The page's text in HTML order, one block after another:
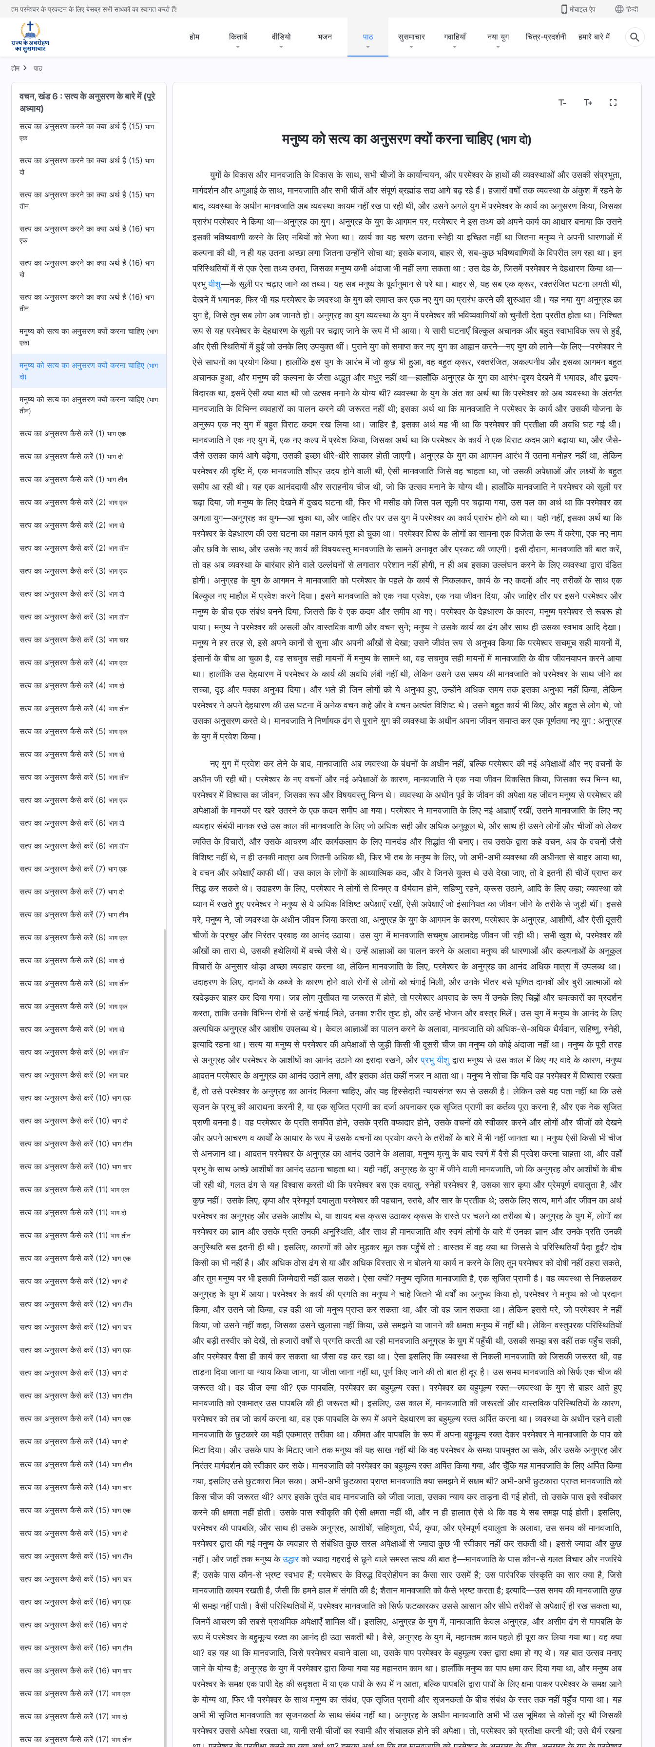
हम परमेश्वर के प्रकटन के लिए बेसब्र सभी साधकों का स्वागत करते हैं! मोबाइल ऐप हिन्दी
होम किताबें वीडियो भजन पाठ सुसमाचार गवाहियाँ नया युग चित्र-प्रदर्शनी हमारे बारे में
होम पाठ
वचन, खंड 6 : सत्य के अनुसरण के बारे में (पूरे
अध्याय)
सत्य का अनुसरण करने का क्या अर्थ है (14)
दो
तीन
सत्य का अनुसरण करने का क्या अर्थ है (14)भाग
सत्य का अनुसरण करने का क्या अर्थ है (15) भाग
एक
सत्य का अनुसरण करने का क्या अर्थ है (15) भाग
दो
सत्य का अनुसरण करने का क्या अर्थ है (15) भाग
तीन
सत्य का अनुसरण करने का क्या अर्थ है (16) भाग
एक
सत्य का अनुसरण करने का क्या अर्थ है (16) भाग
दो
सत्य का अनुसरण करने का क्या अर्थ है (16) भाग
तीन
मनुष्य को सत्य का अनुसरण क्यों करना चाहिए (भाग
एक)
मनुष्य को सत्य का अनुसरण क्यों करना चाहिए (भाग
दो)
मनुष्य को सत्य का अनुसरण क्यों करना चाहिए (भाग
तीन)
सत्य का अनुसरण कैसे करें (1) भाग एक
सत्य का अनुसरण कैसे करें (1) भाग दो
सत्य का अनुसरण कैसे करें (1) भाग तीन
सत्य का अनुसरण कैसे करें (2) भाग एक
सत्य का अनुसरण कैसे करें (2) भाग दो
सत्य का अनुसरण कैसे करें (2) भाग तीन
सत्य का अनुसरण कैसे करें (3) भाग एक
सत्य का अनुसरण कैसे करें (3) भाग दो
सत्य का अनुसरण कैसे करें (3) भाग तीन
सत्य का अनुसरण कैसे करें (3) भाग चार
सत्य का अनुसरण कैसे करें (4) भाग एक
सत्य का अनुसरण कैसे करें (4) भाग दो
सत्य का अनुसरण कैसे करें (4) भाग तीन
सत्य का अनुसरण कैसे करें (5) भाग एक
सत्य का अनुसरण कैसे करें (5) भाग दो
सत्य का अनुसरण कैसे करें (5) भाग तीन
सत्य का अनुसरण कैसे करें (6) भाग एक
सत्य का अनुसरण कैसे करें (6) भाग दो
सत्य का अनुसरण कैसे करें (6) भाग तीन
सत्य का अनुसरण कैसे करें (7) भाग एक
सत्य का अनुसरण कैसे करें (7) भाग दो
सत्य का अनुसरण कैसे करें (7) भाग तीन
सत्य का अनुसरण कैसे करें (8) भाग एक
सत्य का अनुसरण कैसे करें (8) भाग दो
सत्य का अनुसरण कैसे करें (8) भाग तीन
सत्य का अनुसरण कैसे करें (9) भाग एक
सत्य का अनुसरण कैसे करें (9) भाग दो
सत्य का अनुसरण कैसे करें (9) भाग तीन
सत्य का अनुसरण कैसे करें (9) भाग चार
सत्य का अनुसरण कैसे करें (10) भाग एक
सत्य का अनुसरण कैसे करें (10) भाग दो
सत्य का अनुसरण कैसे करें (10) भाग तीन
सत्य का अनुसरण कैसे करें (10) भाग चार
सत्य का अनुसरण कैसे करें (11) भाग एक
सत्य का अनुसरण कैसे करें (11) भाग दो
सत्य का अनुसरण कैसे करें (11) भाग तीन
सत्य का अनुसरण कैसे करें (12) भाग एक
सत्य का अनुसरण कैसे करें (12) भाग दो
सत्य का अनुसरण कैसे करें (12) भाग तीन
सत्य का अनुसरण कैसे करें (12) भाग चार
सत्य का अनुसरण कैसे करें (13) भाग एक
सत्य का अनुसरण कैसे करें (13) भाग दो
सत्य का अनुसरण कैसे करें (13) भाग तीन
सत्य का अनुसरण कैसे करें (14) भाग एक
सत्य का अनुसरण कैसे करें (14) भाग दो
सत्य का अनुसरण कैसे करें (14) भाग तीन
सत्य का अनुसरण कैसे करें (14) भाग चार
सत्य का अनुसरण कैसे करें (15) भाग एक
सत्य का अनुसरण कैसे करें (15) भाग दो
सत्य का अनुसरण कैसे करें (15) भाग तीन
सत्य का अनुसरण कैसे करें (15) भाग चार
सत्य का अनुसरण कैसे करें (16) भाग एक
सत्य का अनुसरण कैसे करें (16) भाग दो
सत्य का अनुसरण कैसे करें (16) भाग तीन
सत्य का अनुसरण कैसे करें (16) भाग चार
सत्य का अनुसरण कैसे करें (17) भाग एक
सत्य का अनुसरण कैसे करें (17) भाग दो
सत्य का अनुसरण कैसे करें (17) भाग तीन
मनुष्य को सत्य का अनुसरण क्यों करना चाहिए (भाग दो)
युगों के विकास और मानवजाति के विकास के साथ, सभी चीजों के कार्यान्वयन, और परमेश्वर के हाथों की व्यवस्थाओं और उसकी संप्रभुता,
मार्गदर्शन और अगुआई के साथ, मानवजाति और सभी चीजें और संपूर्ण ब्रह्मांड सदा आगे बढ़ रहे हैं। हजारों वर्षों तक व्यवस्था के अंकुश में रहने के
बाद, व्यवस्था के अधीन मानवजाति अब व्यवस्था कायम नहीं रख पा रही थी, और उसने अगले युग में परमेश्वर के कार्य का अनुसरण किया, जिसका
प्रारंभ परमेश्वर ने किया था—अनुग्रह का युग। अनुग्रह के युग के आगमन पर, परमेश्वर ने इस तथ्य को अपने कार्य का आधार बनाया कि उसने
इसकी भविष्यवाणी करने के लिए नबियों को भेजा था। कार्य का यह चरण उतना स्नेही या इच्छित नहीं था जितना मनुष्य ने अपनी धारणाओं में
कल्पना की थी, न ही यह उतना अच्छा लगा जितना उन्होंने सोचा था; इसके बजाय, बाहर से, सब-कुछ भविष्यवाणियों के विपरीत लग रहा था। इन
परिस्थितियों में से एक ऐसा तथ्य उभरा, जिसका मनुष्य कभी अंदाजा भी नहीं लगा सकता था : उस देह के, जिसमें परमेश्वर ने देहधारण किया था—
प्रभुयीशु—के सूली पर चढ़ाए जाने का तथ्य। यह सब मनुष्य के पूर्वानुमान से परे था। बाहर से, यह सब एक क्रूर, रक्तरंजित घटना लगती थी,
देखने में भयानक, फिर भी यह परमेश्वर के व्यवस्था के युग को समाप्त कर एक नए युग का प्रारंभ करने की शुरुआत थी। यह नया युग अनुग्रह का
युग है, जिसे तुम सब लोग अब जानते हो। अनुग्रह का युग व्यवस्था के युग में परमेश्वर की भविष्यवाणियों को चुनौती देता प्रतीत होता था। निश्चित
रूप से यह परमेश्वर के देहधारण के सूली पर चढ़ाए जाने के रूप में भी आया। ये सारी घटनाएँ बिल्कुल अचानक और बहुत स्वाभाविक रूप से हुईं,
और ऐसी स्थितियों में हुईं जो उनके लिए उपयुक्त थीं। पुराने युग को समाप्त कर नए युग का आह्वान करने—नए युग को लाने—के लिए—परमेश्वर ने
ऐसे साधनों का प्रयोग किया। हालाँकि इस युग के आरंभ में जो कुछ भी हुआ, वह बहुत क्रूर, रक्तरंजित, अकल्पनीय और इसका आगमन बहुत
अचानक हुआ, और मनुष्य की कल्पना के जैसा अद्भुत और मधुर नहीं था—हालाँकि अनुग्रह के युग का आरंभ-दृश्य देखने में भयावह, और हृदय-
विदारक था, इसमें ऐसी क्या बात थी जो उत्सव मनाने के योग्य थी? व्यवस्था के युग के अंत का अर्थ था कि परमेश्वर को अब व्यवस्था के अंतर्गत
मानवजाति के विभिन्न व्यवहारों का पालन करने की जरूरत नहीं थी; इसका अर्थ था कि मानवजाति ने परमेश्वर के कार्य और उसकी योजना के
अनुरूप एक नए युग में बहुत विराट कदम रख लिया था। जाहिर है, इसका अर्थ यह भी था कि परमेश्वर की प्रतीक्षा की अवधि घट गई थी।
मानवजाति ने एक नए युग में, एक नए कल्प में प्रवेश किया, जिसका अर्थ था कि परमेश्वर के कार्य ने एक विराट कदम आगे बढ़ाया था, और जैसे-
जैसे उसका कार्य आगे बढ़ेगा, उसकी इच्छा धीरे-धीरे साकार होती जाएगी। अनुग्रह के युग का आगमन आरंभ में उतना मनोहर नहीं था, लेकिन
परमेश्वर की दृष्टि में, एक मानवजाति शीघ्र उदय होने वाली थी, ऐसी मानवजाति जिसे वह चाहता था, जो उसकी अपेक्षाओं और लक्ष्यों के बहुत
समीप आ रही थी। यह एक आनंददायी और सराहनीय चीज थी, जो कि उत्सव मनाने के योग्य थी। हालाँकि मानवजाति ने परमेश्वर को सूली पर
चढ़ा दिया, जो मनुष्य के लिए देखने में दुखद घटना थी, फिर भी मसीह को जिस पल सूली पर चढ़ाया गया, उस पल का अर्थ था कि परमेश्वर का
अगला युग—अनुग्रह का युग—आ चुका था, और जाहिर तौर पर उस युग में परमेश्वर का कार्य प्रारंभ होने को था। यही नहीं, इसका अर्थ था कि
परमेश्वर के देहधारण की उस घटना का महान कार्य पूरा हो चुका था। परमेश्वर विश्व के लोगों का सामना एक विजेता के रूप में करेगा, एक नए नाम
और छवि के साथ, और उसके नए कार्य की विषयवस्तु मानवजाति के सामने अनावृत और प्रकट की जाएगी। इसी दौरान, मानवजाति की बात करें,
तो वह अब व्यवस्था के बारंबार होने वाले उल्लंघनों से लगातार परेशान नहीं होगी, न ही अब इसका उल्लंघन करने के लिए व्यवस्था द्वारा दंडित
होगी। अनुग्रह के युग के आगमन ने मानवजाति को परमेश्वर के पहले के कार्य से निकलकर, कार्य के नए कदमों और नए तरीकों के साथ एक
बिल्कुल नए माहौल में प्रवेश करने दिया। इसने मानवजाति को एक नया प्रवेश, एक नया जीवन दिया, और जाहिर तौर पर इसने परमेश्वर और
मनुष्य के बीच एक संबंध बनने दिया, जिससे कि वे एक कदम और समीप आ गए। परमेश्वर के देहधारण के कारण, मनुष्य परमेश्वर से रूबरू हो
पाया। मनुष्य ने परमेश्वर की असली और वास्तविक वाणी और वचन सुने; मनुष्य ने उसके कार्य का ढंग और साथ ही उसका स्वभाव आदि देखा।
मनुष्य ने हर तरह से, इसे अपने कानों से सुना और अपनी आँखों से देखा; उसने जीवंत रूप से अनुभव किया कि परमेश्वर सचमुच सही मायनों में,
इंसानों के बीच आ चुका है, वह सचमुच सही मायनों में मनुष्य के सामने था, वह सचमुच सही मायनों में मानवजाति के बीच जीवनयापन करने आया
था। हालाँकि उस देहधारण में परमेश्वर के कार्य की अवधि लंबी नहीं थी, लेकिन उसने उस समय की मानवजाति को परमेश्वर के साथ जीने का
सच्चा, दृढ़ और पक्का अनुभव दिया। और भले ही जिन लोगों को ये अनुभव हुए, उन्होंने अधिक समय तक इसका अनुभव नहीं किया, लेकिन
परमेश्वर ने अपने देहधारण की उस घटना में अनेक वचन कहे और वे वचन अत्यंत विशिष्ट थे। उसने बहुत कार्य भी किए, और बहुत से लोग थे, जो
उसका अनुसरण करते थे। मानवजाति ने निर्णायक ढंग से पुराने युग की व्यवस्था के अधीन अपना जीवन समाप्त कर एक पूर्णतया नए युग : अनुग्रह
के युग में प्रवेश किया।
नए युग में प्रवेश कर लेने के बाद, मानवजाति अब व्यवस्था के बंधनों के अधीन नहीं, बल्कि परमेश्वर की नई अपेक्षाओं और नए वचनों के
अधीन जी रही थी। परमेश्वर के नए वचनों और नई अपेक्षाओं के कारण, मानवजाति ने एक नया जीवन विकसित किया, जिसका रूप भिन्न था,
परमेश्वर में विश्वास का जीवन, जिसका रूप और विषयवस्तु भिन्न थे। व्यवस्था के अधीन पूर्व के जीवन की अपेक्षा यह जीवन मनुष्य से परमेश्वर की
अपेक्षाओं के मानकों पर खरे उतरने के एक कदम समीप आ गया। परमेश्वर ने मानवजाति के लिए नई आज्ञाएँ रखीं, उसने मानवजाति के लिए नए
व्यवहार संबंधी मानक रखे उस काल की मानवजाति के लिए जो अधिक सही और अधिक अनुकूल थे, और साथ ही उसने लोगों और चीजों को लेकर
व्यक्ति के विचारों, और उसके आचरण और कार्यकलाप के लिए मानदंड और सिद्धांत भी बनाए। तब उसके द्वारा कहे वचन, अब के वचनों जैसे
विशिष्ट नहीं थे, न ही उनकी मात्रा अब जितनी अधिक थी, फिर भी तब के मनुष्य के लिए, जो अभी-अभी व्यवस्था की अधीनता से बाहर आया था,
वे वचन और अपेक्षाएँ काफी थीं। उस काल के लोगों के आध्यात्मिक कद, और वे जिनसे युक्त थे उसे देखा जाए, तो वे इतनी ही चीजें प्राप्त कर
सिद्ध कर सकते थे। उदाहरण के लिए, परमेश्वर ने लोगों से विनम्र व धैर्यवान होने, सहिष्णु रहने, क्रूस उठाने, आदि के लिए कहा; व्यवस्था को
ध्यान में रखते हुए परमेश्वर ने मनुष्य से ये अधिक विशिष्ट अपेक्षाएँ रखीं, ऐसी अपेक्षाएँ जो इंसानियत का जीवन जीने के तरीके से जुड़ी थीं। इससे
परे, मनुष्य ने, जो व्यवस्था के अधीन जीवन जिया करता था, अनुग्रह के युग के आगमन के कारण, परमेश्वर के अनुग्रह, आशीषों, और ऐसी दूसरी
चीजों के प्रचुर और निरंतर प्रवाह का आनंद उठाया। उस युग में मानवजाति सचमुच आरामदेह जीवन जी रही थी। सभी खुश थे, परमेश्वर की
आँखों का तारा थे, उसकी हथेलियों में बच्चे जैसे थे। उन्हें आज्ञाओं का पालन करने के अलावा मनुष्य की धारणाओं और कल्पनाओं के अनुकूल
विचारों के अनुसार थोड़ा अच्छा व्यवहार करना था, लेकिन मानवजाति के लिए, परमेश्वर के अनुग्रह का आनंद अधिक मात्रा में उपलब्ध था।
उदाहरण के लिए, दानवों के कब्जे के कारण होने वाले रोगों से लोगों को चंगाई मिली, और उनके भीतर बसे घृणित दानवों और बुरी आत्माओं को
खदेड़कर बाहर कर दिया गया। जब लोग मुसीबत या जरूरत में होते, तो परमेश्वर अपवाद के रूप में उनके लिए चिह्नों और चमत्कारों का प्रदर्शन
करता, ताकि उनके विभिन्न रोगों से उन्हें चंगाई मिले, उनका शरीर तुष्ट हो, और उन्हें भोजन और वस्त्र मिलें। उस युग में मनुष्य के आनंद के लिए
अत्यधिक अनुग्रह और आशीष उपलब्ध थे। केवल आज्ञाओं का पालन करने के अलावा, मानवजाति को अधिक-से-अधिक धैर्यवान, सहिष्णु, स्नेही,
इत्यादि रहना था। सत्य या मनुष्य से परमेश्वर की अपेक्षाओं से जुड़ी किसी भी दूसरी चीज का मनुष्य को कोई अंदाजा नहीं था। मनुष्य के पूरी तरह
से अनुग्रह और परमेश्वर के आशीषों का आनंद उठाने का इरादा रखने, औरप्रभु यीशु द्वारा मनुष्य से उस काल में किए गए वादे के कारण, मनुष्य
आदतन परमेश्वर के अनुग्रह का आनंद उठाने लगा, और इसका अंत कहीं नजर न आता था। मनुष्य ने सोचा कि यदि वह परमेश्वर में विश्वास रखता
है, तो उसे परमेश्वर के अनुग्रह का आनंद मिलना चाहिए, और यह हिस्सेदारी न्यायसंगत रूप से उसकी है। लेकिन उसे यह पता नहीं था कि उसे
सृजन के प्रभु की आराधना करनी है, या एक सृजित प्राणी का दर्जा अपनाकर एक सृजित प्राणी का कर्तव्य पूरा करना है, और एक नेक सृजित
प्राणी बनना है। वह परमेश्वर के प्रति समर्पित होने, उसके प्रति वफादार होने, उसके वचनों को स्वीकार करने और लोगों और चीजों को देखने
और अपने आचरण व कार्यों के आधार के रूप में उसके वचनों का प्रयोग करने के तरीकों के बारे में भी नहीं जानता था। मनुष्य ऐसी किसी भी चीज
से अनजान था। आदतन परमेश्वर के अनुग्रह का आनंद उठाने के अलावा, मनुष्य मृत्यु के बाद स्वर्ग में वैसे ही प्रवेश करना चाहता था, और वहाँ
प्रभु के साथ अच्छे आशीषों का आनंद उठाना चाहता था। यही नहीं, अनुग्रह के युग में जीने वाली मानवजाति, जो कि अनुग्रह और आशीषों के बीच
जी रही थी, गलत ढंग से यह विश्वास करती थी कि परमेश्वर बस एक दयालु, स्नेही परमेश्वर है, उसका सार कृपा और प्रेमपूर्ण दयालुता है, और
कुछ नहीं। उसके लिए, कृपा और प्रेमपूर्ण दयालुता परमेश्वर की पहचान, रुतबे, और सार के प्रतीक थे; उसके लिए सत्य, मार्ग और जीवन का अर्थ
परमेश्वर का अनुग्रह और उसके आशीष थे, या शायद बस क्रूस उठाकर क्रूस के रास्ते पर चलने का तरीका थे। अनुग्रह के युग में, लोगों का
परमेश्वर का ज्ञान और उसके प्रति उनकी अनुस्थिति, और साथ ही मानवजाति और स्वयं लोगों के बारे में उनका ज्ञान और उनके प्रति उनकी
अनुस्थिति बस इतनी ही थी। इसलिए, कारणों की ओर मुड़कर मूल तक पहुँचें तो : वास्तव में वह क्या था जिससे ये परिस्थितियाँ पैदा हुईं? दोष
किसी का भी नहीं है। और अधिक ठोस ढंग से या और अधिक विस्तार से न बोलने या कार्य न करने के लिए तुम परमेश्वर को दोषी नहीं ठहरा सकते,
और तुम मनुष्य पर भी इसकी जिम्मेदारी नहीं डाल सकते। ऐसा क्यों? मनुष्य सृजित मानवजाति है, एक सृजित प्राणी है। वह व्यवस्था से निकलकर
अनुग्रह के युग में आया। परमेश्वर के कार्य की प्रगति का मनुष्य ने चाहे जितने भी वर्षों का अनुभव किया हो, परमेश्वर ने मनुष्य को जो प्रदान
किया, और उसने जो किया, वह वही था जो मनुष्य प्राप्त कर सकता था, और जो वह जान सकता था। लेकिन इससे परे, जो परमेश्वर ने नहीं
किया, जो उसने नहीं कहा, जिसका उसने खुलासा नहीं किया, उसे समझने या जानने की क्षमता मनुष्य में नहीं थी। लेकिन वस्तुपरक परिस्थितियों
और बड़ी तस्वीर को देखें, तो हजारों वर्षों से प्रगति करती आ रही मानवजाति अनुग्रह के युग में पहुँची थी, उसकी समझ बस वहीं तक पहुँच सकी,
और परमेश्वर वैसा ही कार्य कर सकता था जैसा वह कर रहा था। ऐसा इसलिए कि व्यवस्था से निकली मानवजाति को जिसकी जरूरत थी, वह
ताड़ना दिया जाना या न्याय किया जाना, या जीता जाना नहीं था, पूर्ण किए जाने की तो बात ही दूर है। उस समय मानवजाति को सिर्फ एक चीज की
जरूरत थी। वह चीज क्या थी? एक पापबलि, परमेश्वर का बहुमूल्य रक्त। परमेश्वर का बहुमूल्य रक्त—व्यवस्था के युग से बाहर आते हुए
मानवजाति को एकमात्र उस पापबलि की ही जरूरत थी। इसलिए, उस काल में, मानवजाति की जरूरतों और वास्तविक परिस्थितियों के कारण,
परमेश्वर को तब जो कार्य करना था, वह एक पापबलि के रूप में अपने देहधारण का बहुमूल्य रक्त अर्पित करना था। व्यवस्था के अधीन रहने वाली
मानवजाति के छुटकारे का यही एकमात्र तरीका था। कीमत और पापबलि के रूप में अपना बहुमूल्य रक्त देकर परमेश्वर ने मानवजाति के पाप को
मिटा दिया। और उसके पाप के मिटाए जाने तक मनुष्य की यह साख नहीं थी कि वह परमेश्वर के समक्ष पापमुक्त आ सके, और उसके अनुग्रह और
निरंतर मार्गदर्शन को स्वीकार कर सके। मानवजाति को परमेश्वर का बहुमूल्य रक्त अर्पित किया गया, और चूँकि यह मानवजाति के लिए अर्पित किया
गया, इसलिए उसे छुटकारा मिल सका। अभी-अभी छुटकारा प्राप्त मानवजाति क्या समझने में सक्षम थी? अभी-अभी छुटकारा प्राप्त मानवजाति को
किस चीज की जरूरत थी? अगर इसके तुरंत बाद मानवजाति को जीता जाता, उसका न्याय कर ताड़ना दी गई होती, तो उसके पास इसे स्वीकार
करने की क्षमता नहीं होती। उसके पास स्वीकृति की ऐसी क्षमता नहीं थी, और न ही हालात ऐसे थे कि वह ये सब समझ पाई होती। इसलिए,
परमेश्वर की पापबलि, और साथ ही उसके अनुग्रह, आशीषों, सहिष्णुता, धैर्य, कृपा, और प्रेमपूर्ण दयालुता के अलावा, उस समय की मानवजाति,
परमेश्वर द्वारा की गई मनुष्य के व्यवहार से संबंधित कुछ सरल अपेक्षाओं से ज्यादा कुछ भी स्वीकार नहीं कर सकती थी। इससे ज्यादा और कुछ
नहीं। और जहाँ तक मनुष्य केउद्धारको ज्यादा गहराई से छूने वाले समस्त सत्य की बात है—मानवजाति के पास कौन-से गलत विचार और नजरिये
हैं; उसके पास कौन-से भ्रष्ट स्वभाव हैं; परमेश्वर के विरुद्ध विद्रोहीपन का कैसा सार उसमें है; उस पारंपरिक संस्कृति का सार क्या है, जिसे
मानवजाति कायम रखती है, जैसी कि हमने हाल में संगति की है; शैतान मानवजाति को कैसे भ्रष्ट करता है; इत्यादि—उस समय की मानवजाति कुछ
भी समझ नहीं पाती। वैसी परिस्थितियों में, परमेश्वर मानवजाति को सिर्फ फटकारकर उससे आसान और सीधे तरीकों से अपेक्षाएँ ही रख सकता था,
जिनमें आचरण की सबसे प्राथमिक अपेक्षाएँ शामिल थीं। इसलिए, अनुग्रह के युग में, मानवजाति केवल अनुग्रह, और असीम ढंग से पापबलि के
रूप में परमेश्वर के बहुमूल्य रक्त का आनंद ही उठा सकती थी। वैसे, अनुग्रह के युग में, महानतम काम पहले ही पूरा कर लिया गया था। वह क्या
था? वह यह था कि मानवजाति, जिसे परमेश्वर बचाने वाला था, उसके पाप परमेश्वर के बहुमूल्य रक्त द्वारा क्षमा हो गए थे। यह बात उत्सव मनाए
जाने के योग्य है; अनुग्रह के युग में परमेश्वर द्वारा किया गया यह महानतम काम था। हालाँकि मनुष्य का पाप क्षमा कर दिया गया था, और मनुष्य अब
परमेश्वर के समक्ष एक पापी देह की सदृशता में या एक पापी के रूप में न आता, बल्कि पापबलि द्वारा पापों के लिए क्षमा पाकर परमेश्वर के समक्ष आने
के योग्य था, फिर भी परमेश्वर के साथ मनुष्य का संबंध, एक सृजित प्राणी और सृजनकर्ता के बीच संबंध के स्तर तक नहीं पहुँच पाया था। यह
अभी भी सृजित मानवजाति का सृजनकर्ता के साथ संबंध नहीं था। अनुग्रह के अधीन मानवजाति अभी भी उस भूमिका से कोसों दूर थी जिसकी
परमेश्वर उससे अपेक्षा रखता था, यानी सभी चीजों का स्वामी और संचालक होने की अपेक्षा। तो, परमेश्वर को प्रतीक्षा करनी थी; उसे धैर्य रखना